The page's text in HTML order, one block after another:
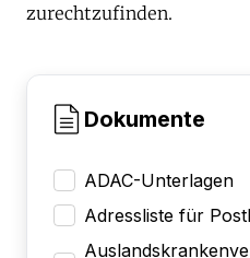
zurechtzufinden.
Dokumente
ADAC-Unterlagen
Adressliste für